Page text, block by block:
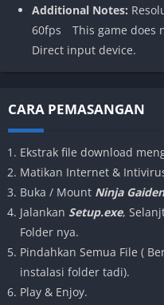
Additional Notes:
60fps This game does
Direct input device.
CARA PEMASANGAN
Ekstrak file download
Matikan Internet &
Buka / Mount Ninja
Jalankan Setup.exe,
Folder nya.
Pindahkan Semua File (
instalasi folder tadi).
Play & Enjoy.